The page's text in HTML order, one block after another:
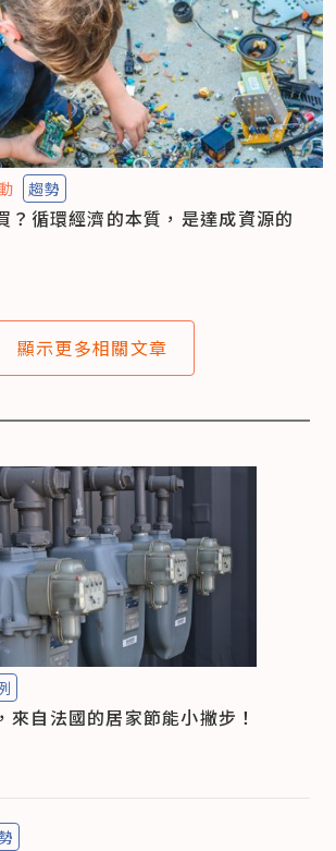
趨勢
？循環經濟的本質，是達成資源的
顯示更多相關文章
來自法國的居家節能小撇步！